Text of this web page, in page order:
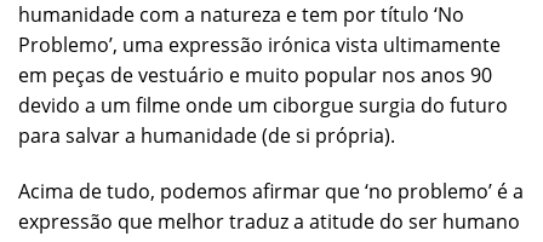
humanidade com a natureza e tem por título ‘No
Problemo’, uma expressão irónica vista ultimamente
em peças de vestuário e muito popular nos anos 90
devido a um filme onde um ciborgue surgia do futuro
para salvar a humanidade (de si própria).
Acima de tudo, podemos afirmar que ‘no problemo’ é a
expressão que melhor traduz a atitude do ser humano